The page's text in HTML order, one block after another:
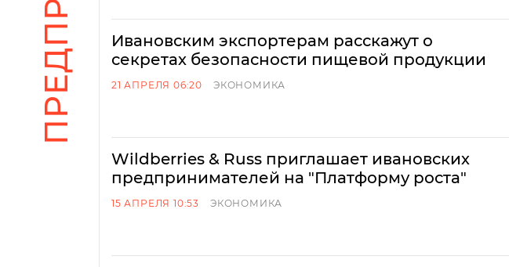
Ивановским экспортерам расскажут о
секретах безопасности пищевой продукции
21 АПРЕЛЯ 06:20 ЭКОНОМИКА
Wildberries & Russ приглашает ивановских
предпринимателей на "Платформу роста"
15 АПРЕЛЯ 10:53 ЭКОНОМИКА